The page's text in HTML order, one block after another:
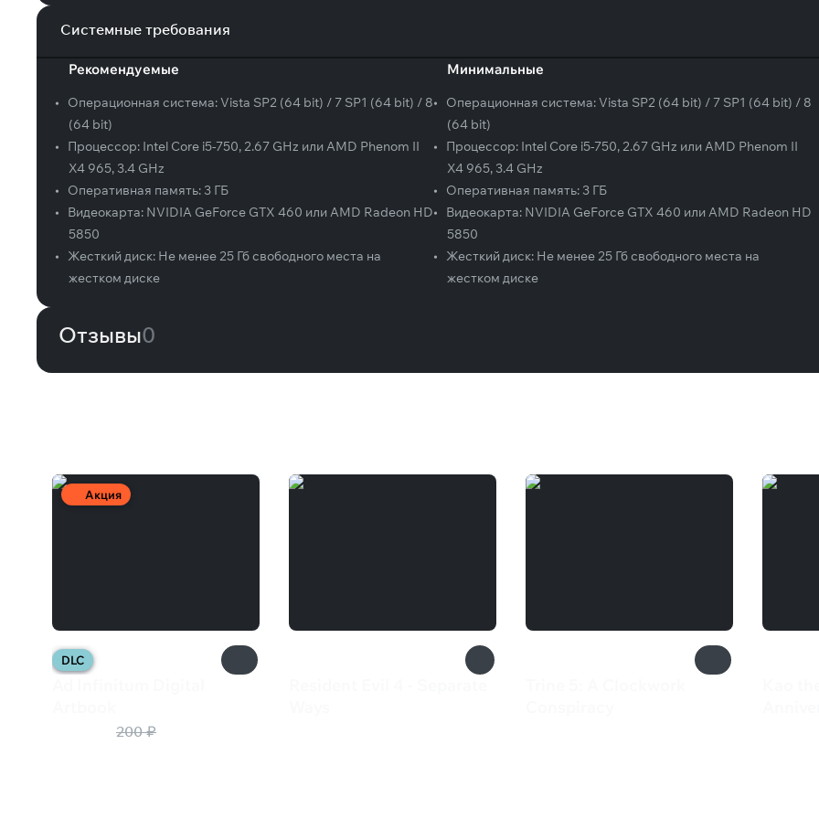
Системные требования
Рекомендуемые
• Операционная система:Vista SP2 (64 bit) / 7 SP1 (64 bit) / 8
(64 bit)
•
Процессор: Intel Core i5-750, 2.67 GHz или AMD Phenom II
X4 965, 3.4 GHz
•
Оперативная память: 3 ГБ
•
Видеокарта: NVIDIA GeForce GTX 460 или AMD Radeon HD
5850
•
Жесткий диск: Не менее 25 Гб свободного места на
жестком диске
Минимальные
• Операционная система:Vista SP2 (64 bit) / 7 SP1 (64 bit) / 8
(64 bit)
•
Процессор: Intel Core i5-750, 2.67 GHz или AMD Phenom II
X4 965, 3.4 GHz
•
Оперативная память: 3 ГБ
•
Видеокарта: NVIDIA GeForce GTX 460 или AMD Radeon HD
5850
•
Жесткий диск: Не менее 25 Гб свободного места на
жестком диске
Отзывы0
Акция
DLC
200 ₽